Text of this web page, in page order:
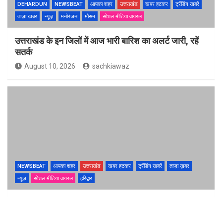
DEHARDUN NEWSBEAT आपका शहर उत्तराखंड खबर हटकर
ट्रेंडिंग खबरें
ताज़ा ख़बर
न्यूज़ मनोरंजन मौसम सोशल मीडिया वायरल
उत्तराखंड के इन जिलों में आज भारी बारिश का अलर्ट जारी, रहें
सतर्क
August 10, 2026 sachkiawaz
NEWSBEAT आपका शहर उत्तराखंड खबर हटकर ट्रेंडिंग खबरें
ताज़ा ख़बर
न्यूज़
सोशल मीडिया वायरल हरिद्वार